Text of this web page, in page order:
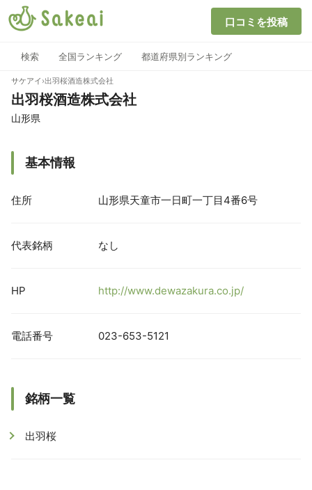
口コミを投稿
検索 全国ランキング 都道府県別ランキング
サケアイ ›出羽桜酒造株式会社
出羽桜酒造株式会社
山形県
基本情報
住所 山形県天童市一日町一丁目4番6号
代表銘柄 なし
HP http://www.dewazakura.co.jp/
電話番号 023-653-5121
銘柄一覧
出羽桜